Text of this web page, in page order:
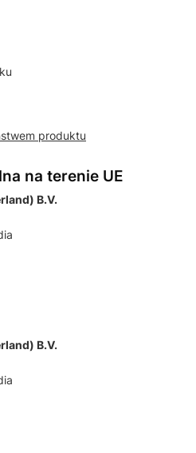
produktu
na terenie UE
B.V.
B.V.